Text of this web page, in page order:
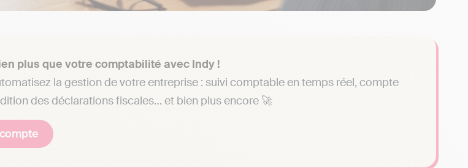
plus que votre comptabilité avec Indy !
la gestion de votre entreprise : suivi comptable en temps réel, compte
des déclarations fiscales… et bien plus encore 🚀